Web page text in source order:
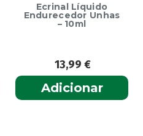
Ecrinal Líquido
Endurecedor Unhas
– 10ml
13,99€
Adicionar